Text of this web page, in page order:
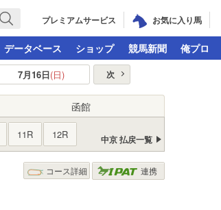
プレミアムサービス お気に入り馬
データベース ショップ 競馬新聞 俺プロ
7月16日(日) 次
函館
11R 12R 中京 払戻一覧
コース詳細 連携